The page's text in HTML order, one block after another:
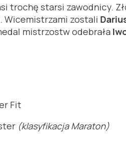
trochę starsi zawodnicy.
. Wicemistrzami zostali
mistrzostw odebrała
Fit
(klasyfikacja Maraton)